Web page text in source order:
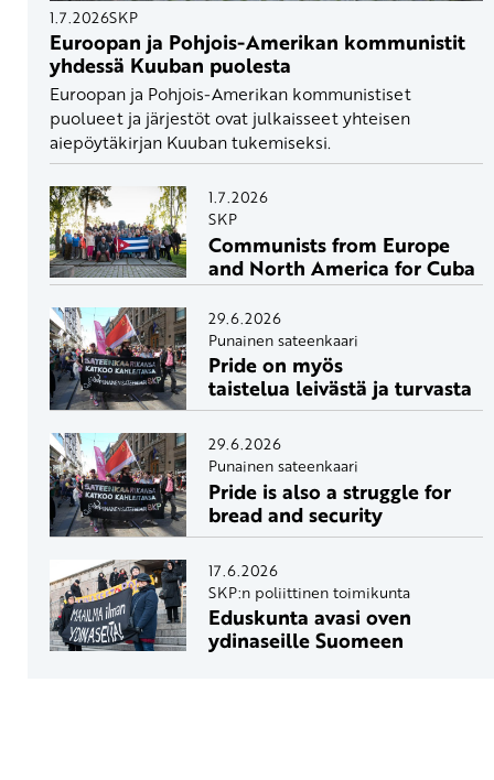
1.7.2026SKP
Euroopan ja Pohjois-Amerikan kommunistit
yhdessä Kuuban puolesta
Euroopan ja Pohjois-Amerikan kommunistiset
puolueet ja järjestöt ovat julkaisseet yhteisen
aiepöytäkirjan Kuuban tukemiseksi.
1.7.2026
SKP
Communists from Europe
and North America for Cuba
29.6.2026
Punainen sateenkaari
Pride on myös
taistelua leivästä ja turvasta
29.6.2026
Punainen sateenkaari
Pride is also a struggle for
bread and security
17.6.2026
SKP:n poliittinen toimikunta
Eduskunta avasi oven
ydinaseille Suomeen